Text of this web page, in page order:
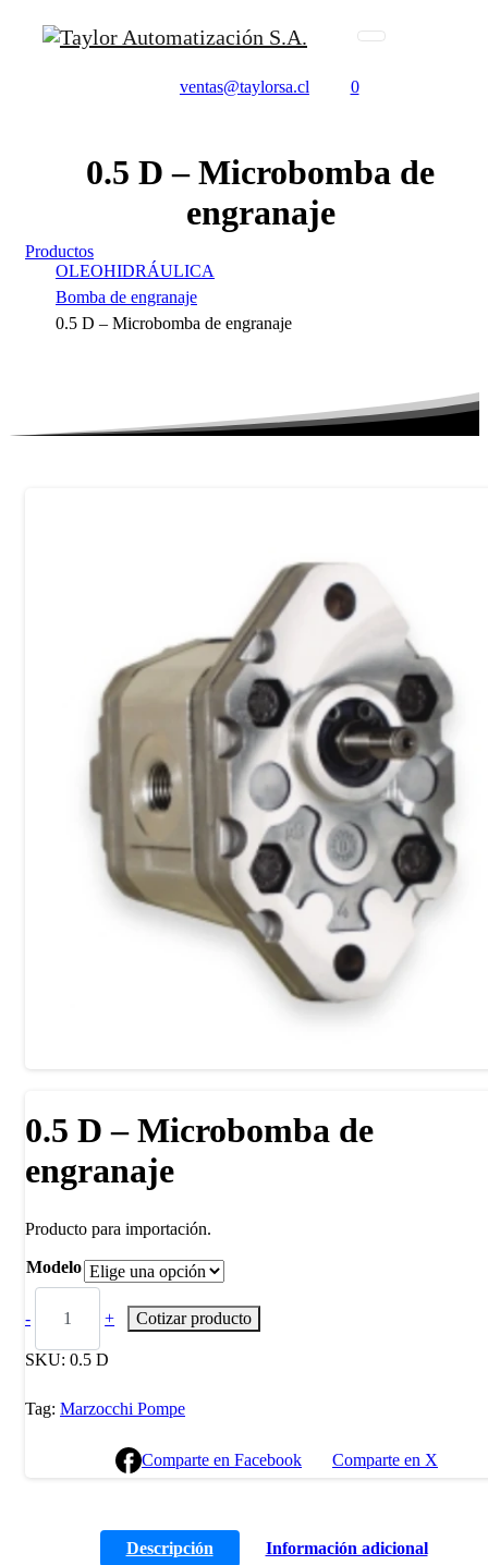
ventas@taylorsa.cl 0
0.5 D–Microbomba de
engranaje
Productos
OLEOHIDRÁULICA
Bomba de engranaje
0.5 D – Microbomba de engranaje
0.5 D – Microbomba de
engranaje
Producto para importación.
Modelo
- + Cotizar producto
SKU: 0.5 D
Tag: Marzocchi Pompe
Comparte en Facebook Comparte en X
Descripción Información adicional